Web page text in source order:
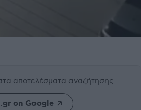
αποτελέσματα αναζήτησης
on Google